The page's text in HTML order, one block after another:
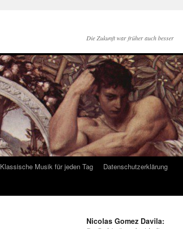
Die Zukunft war früher auch besser
Klassische Musik für jeden Tag
Datenschutzerklärung
Nicolas Gomez Davila: